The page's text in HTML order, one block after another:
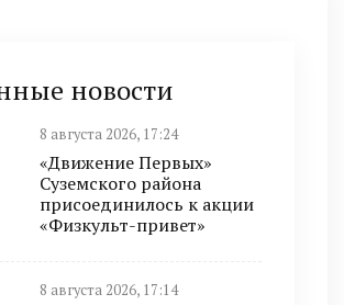
новости
8 августа 2026, 17:24
«Движение Первых»
Суземского района
присоединилось к акции
«Физкульт-привет»
8 августа 2026, 17:14